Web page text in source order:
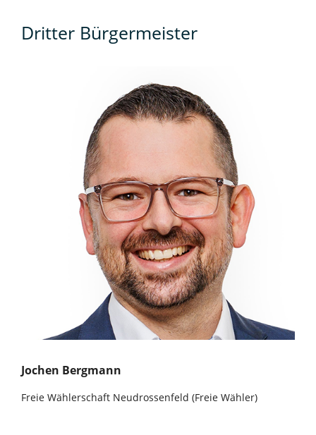
Dritter Bürgermeister
Jochen Bergmann
Freie Wählerschaft Neudrossenfeld (Freie Wähler)